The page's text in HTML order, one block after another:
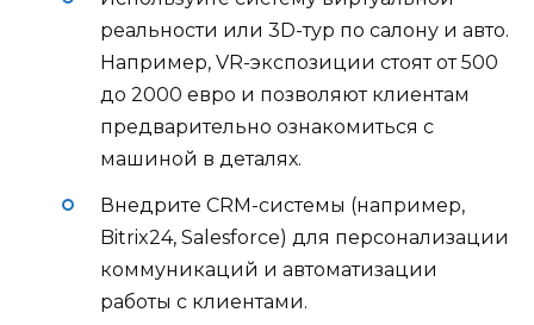
реальности или 3D-тур по салону и авто.
Например, VR-экспозиции стоят от 500
до 2000 евро и позволяют клиентам
предварительно ознакомиться с
машиной в деталях.
Внедрите CRM-системы (например,
Bitrix24, Salesforce) для персонализации
коммуникаций и автоматизации
работы с клиентами.